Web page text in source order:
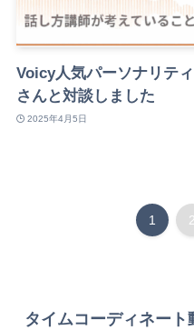
Voicy人気パーソナリテ
さんと対談しました
2025年4月5日
1 2
タイムコーディネート